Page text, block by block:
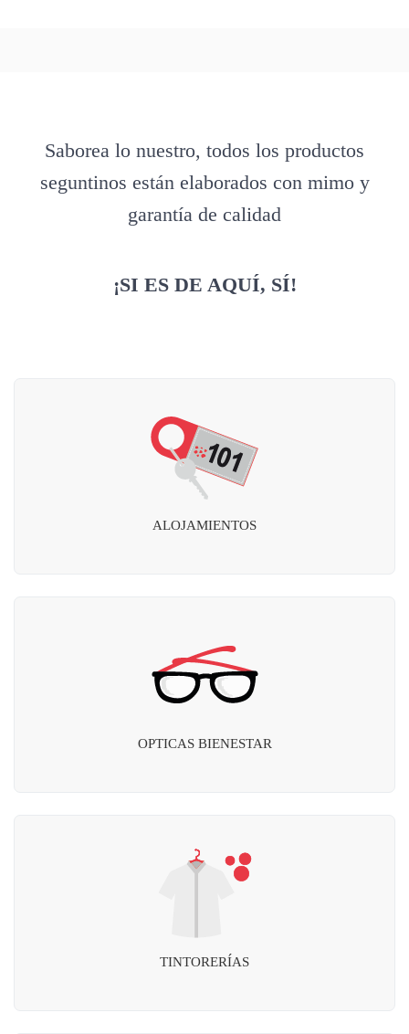
Saborea lo nuestro, todos los productos
seguntinos están elaborados con mimo y
garantía de calidad
¡SI ES DE AQUÍ, SÍ!
ALOJAMIENTOS
OPTICAS BIENESTAR
TINTORERÍAS